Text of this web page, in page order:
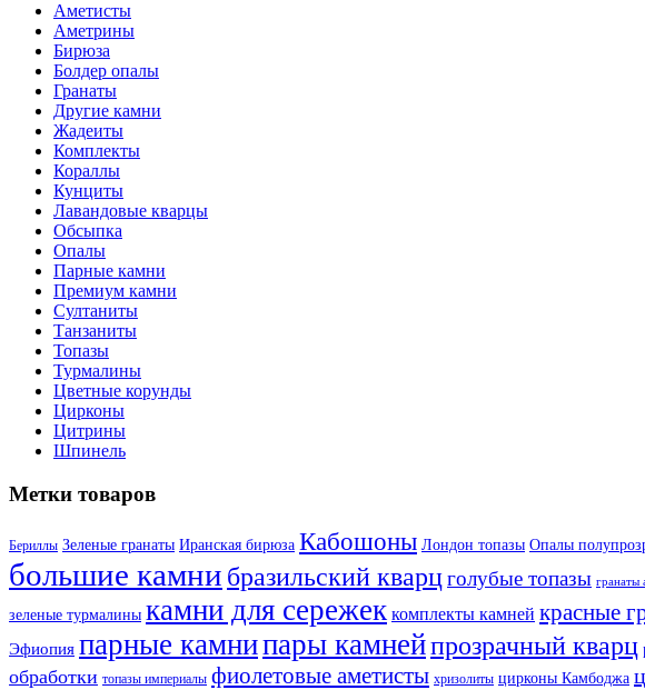
Аметисты
Аметрины
Бирюза
Болдер опалы
Гранаты
Другие камни
Жадеиты
Комплекты
Кораллы
Кунциты
Лавандовые кварцы
Обсыпка
Опалы
Парные камни
Премиум камни
Султаниты
Танзаниты
Топазы
Турмалины
Цветные корунды
Цирконы
Цитрины
Шпинель
Метки товаров
Бериллы Зеленые гранаты Иранская бирюза Кабошоны Лондон топазы Опалы
большие камни бразильский кварцголубые топазы гранаты
зеленые турмалины камни для сережек комплекты камней красные
Эфиопия парные камнипары камнейпрозрачный кварц
обработки топазы империалы фиолетовые аметисты хризолиты цирконы Камбоджа